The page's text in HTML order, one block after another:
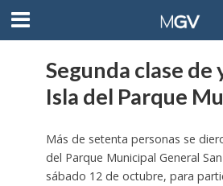
Segunda clase de
Isla del Parque
Más de setenta personas se
del Parque Municipal General
sábado 12 de octubre, para